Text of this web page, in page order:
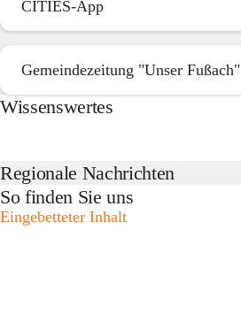
CITIES-App
Gemeindezeitung "Unser Fußach"
Wissenswertes
Regionale Nachrichten
So finden Sie uns
Eingebetteter Inhalt